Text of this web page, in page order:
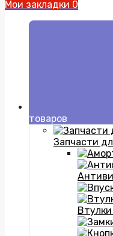
Мои закладки 0
товаров
Запчасти